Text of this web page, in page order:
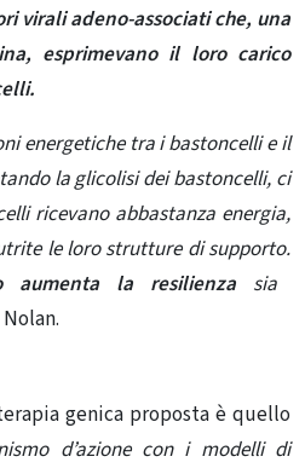
virali adeno-associati che, una
esprimevano il loro carico
energetiche tra i bastoncelli e il
la glicolisi dei bastoncelli, ci
ricevano abbastanza energia,
le loro strutture di supporto.
aumenta la resilienza sia
genica proposta è quello
d’azione con i modelli di